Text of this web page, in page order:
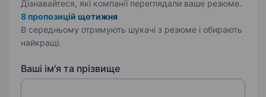
Дізнавайтеся, які компанії переглядали ваше резюме.
8 пропозицій щотижня
В середньому отримують шукачі з резюме і обирають
найкращі.
Ваші ім'я та прізвище